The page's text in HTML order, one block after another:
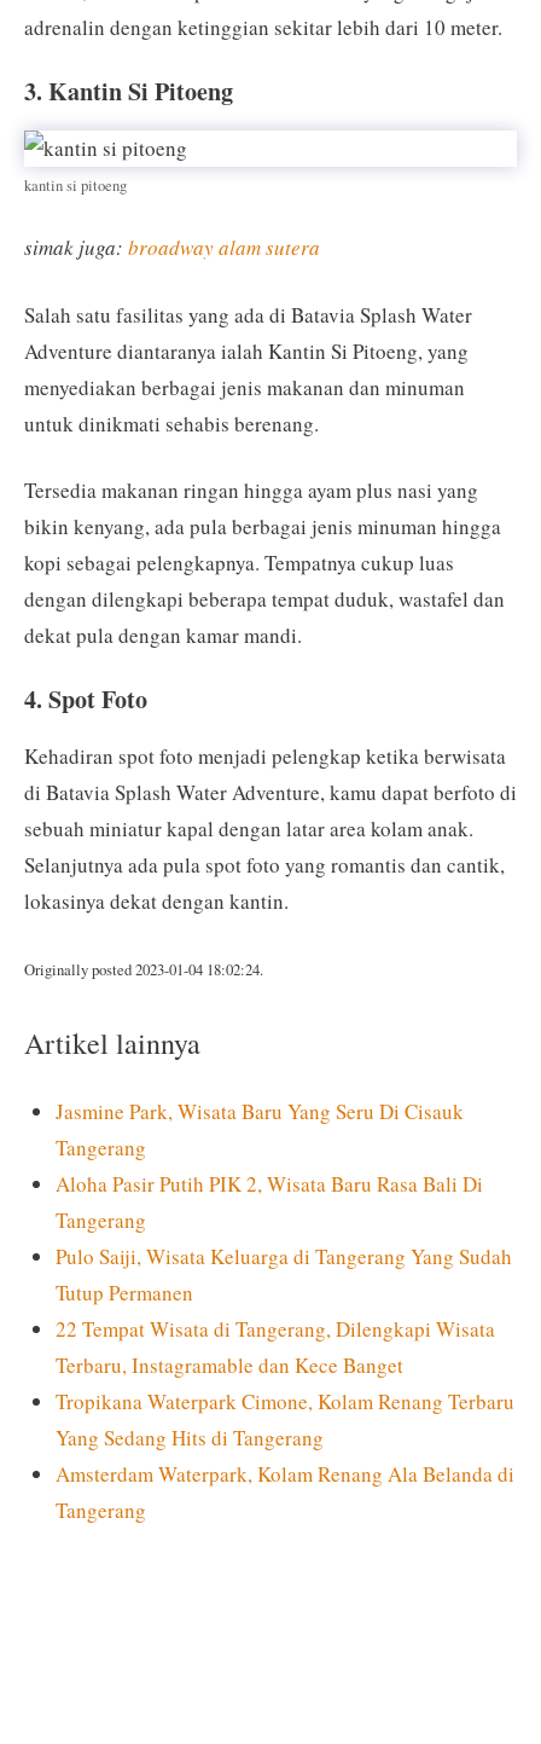
adrenalin dengan ketinggian sekitar lebih dari 10 meter.
3. Kantin Si Pitoeng
kantin si pitoeng
simak juga: broadway alam sutera
Salah satu fasilitas yang ada di Batavia Splash Water
Adventure diantaranya ialah Kantin Si Pitoeng, yang
menyediakan berbagai jenis makanan dan minuman
untuk dinikmati sehabis berenang.
Tersedia makanan ringan hingga ayam plus nasi yang
bikin kenyang, ada pula berbagai jenis minuman hingga
kopi sebagai pelengkapnya. Tempatnya cukup luas
dengan dilengkapi beberapa tempat duduk, wastafel dan
dekat pula dengan kamar mandi.
4. Spot Foto
Kehadiran spot foto menjadi pelengkap ketika berwisata
di Batavia Splash Water Adventure, kamu dapat berfoto di
sebuah miniatur kapal dengan latar area kolam anak.
Selanjutnya ada pula spot foto yang romantis dan cantik,
lokasinya dekat dengan kantin.
Originally posted 2023-01-04 18:02:24.
Artikel lainnya
Jasmine Park, Wisata Baru Yang Seru Di Cisauk
Tangerang
Aloha Pasir Putih PIK 2, Wisata Baru Rasa Bali Di
Tangerang
Pulo Saiji, Wisata Keluarga di Tangerang Yang Sudah
Tutup Permanen
22 Tempat Wisata di Tangerang, Dilengkapi Wisata
Terbaru, Instagramable dan Kece Banget
Tropikana Waterpark Cimone, Kolam Renang Terbaru
Yang Sedang Hits di Tangerang
Amsterdam Waterpark, Kolam Renang Ala Belanda di
Tangerang